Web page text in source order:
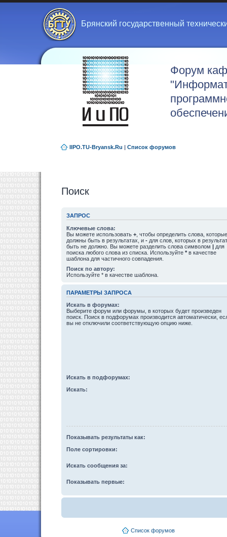
Брянский государственный
Форум
IIPO.TU-Bryansk.Ru | Список форумов
Поиск
ЗАПРОС
Ключевые слова:
Вы можете использовать + , чтобы определить слова, которые
должны быть в результатах, и - для слов, которых в
быть не должно. Вы можете разделить слова символом | для
поиска любого слова из списка. Используйте * в качестве
шаблона для частичного совпадения.
Поиск по автору:
Используйте * в качестве шаблона.
ПАРАМЕТРЫ ЗАПРОСА
Искать в форумах:
Выберите форум или форумы, в которых будет произведен
поиск. Поиск в подфорумах производится автоматически,
вы не отключили соответствующую опцию ниже.
Искать в подфорумах:
Искать:
Показывать результаты как:
Поле сортировки:
Искать сообщения за:
Показывать первые:
Список форумов